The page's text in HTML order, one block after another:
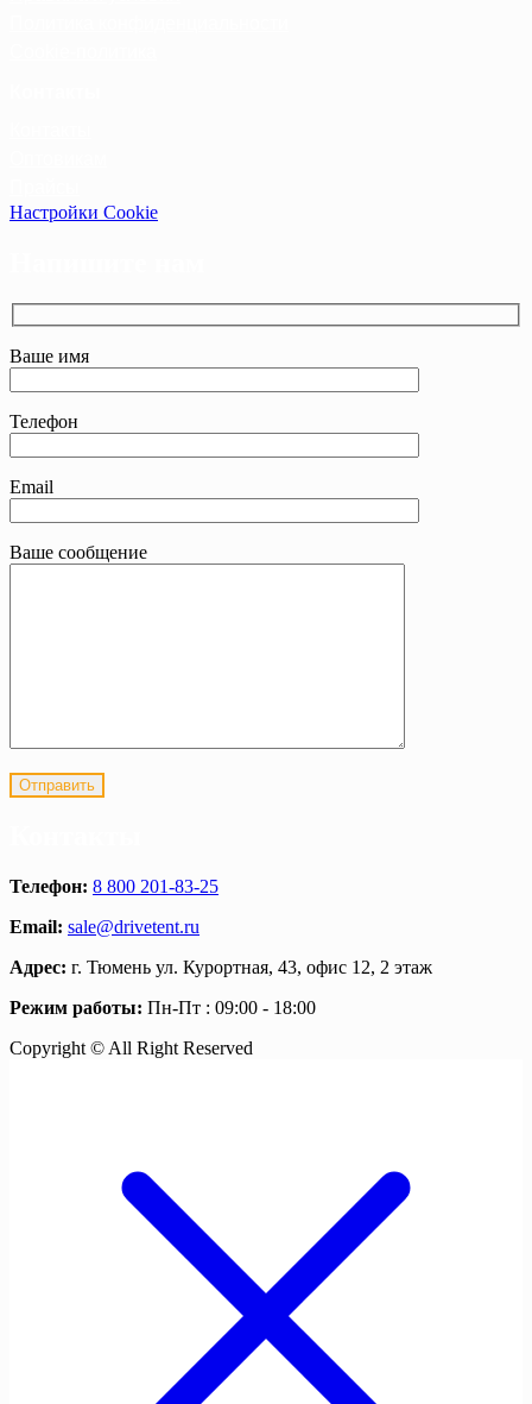
Настройки Cookie
Ваше имя
Телефон
Email
Ваше сообщение
Телефон: 8 800 201-83-25
Email: sale@drivetent.ru
Адрес: г. Тюмень ул. Курортная, 43, офис 12, 2 этаж
Режим работы: Пн-Пт : 09:00 - 18:00
Copyright © All Right Reserved